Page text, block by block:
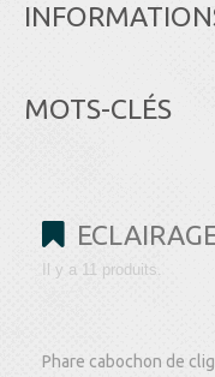
MOTS-CLÉS
Il y a 11 produits.
Phare cabochon de